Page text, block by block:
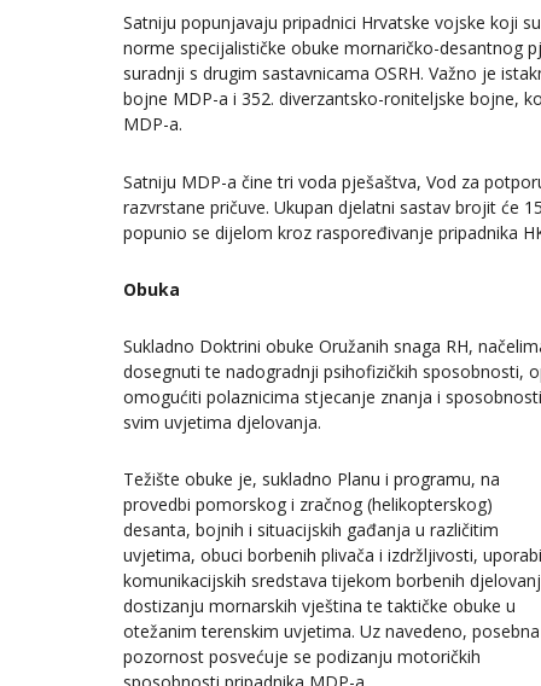
Satniju popunjavaju pripadnici Hrvatske vojske koji
norme specijalističke obuke mornaričko-desantnog
suradnji s drugim sastavnicama OSRH. Važno je
bojne MDP-a i 352. diverzantsko-roniteljske bojne,
MDP-a.
Satniju MDP-a čine tri voda pješaštva, Vod za
razvrstane pričuve. Ukupan djelatni sastav brojit će
popunio se dijelom kroz raspoređivanje pripadnika
Obuka
Sukladno Doktrini obuke Oružanih snaga RH,
dosegnuti te nadogradnji psihofizičkih sposobnosti,
omogućiti polaznicima stjecanje znanja i
svim uvjetima djelovanja.
Težište obuke je, sukladno Planu i programu, na
provedbi pomorskog i zračnog (helikopterskog)
desanta, bojnih i situacijskih gađanja u različitim
uvjetima, obuci borbenih plivača i izdržljivosti, uporabi
komunikacijskih sredstava tijekom borbenih
dostizanju mornarskih vještina te taktičke obuke u
otežanim terenskim uvjetima. Uz navedeno, posebna
pozornost posvećuje se podizanju motoričkih